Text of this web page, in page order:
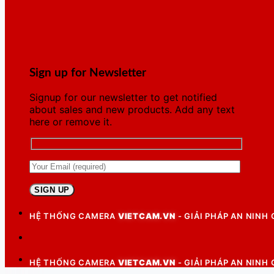
Sign up for Newsletter
Signup for our newsletter to get notified
about sales and new products. Add any text
here or remove it.
HỆ THỐNG CAMERA VIETCAM.VN - GIẢI PHÁP AN NINH
HỆ THỐNG CAMERA VIETCAM.VN - GIẢI PHÁP AN NINH